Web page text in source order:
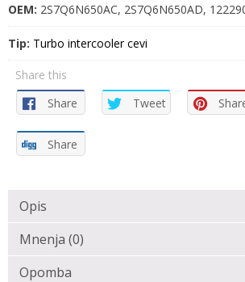
300-
7301-
18
quantity
OEM: 2S7Q6N650AC, 2S7Q6N650AD,
Tip: Turbo intercooler cevi
Share this
Share
Tweet
Share
Opis
Mnenja (0)
Opomba